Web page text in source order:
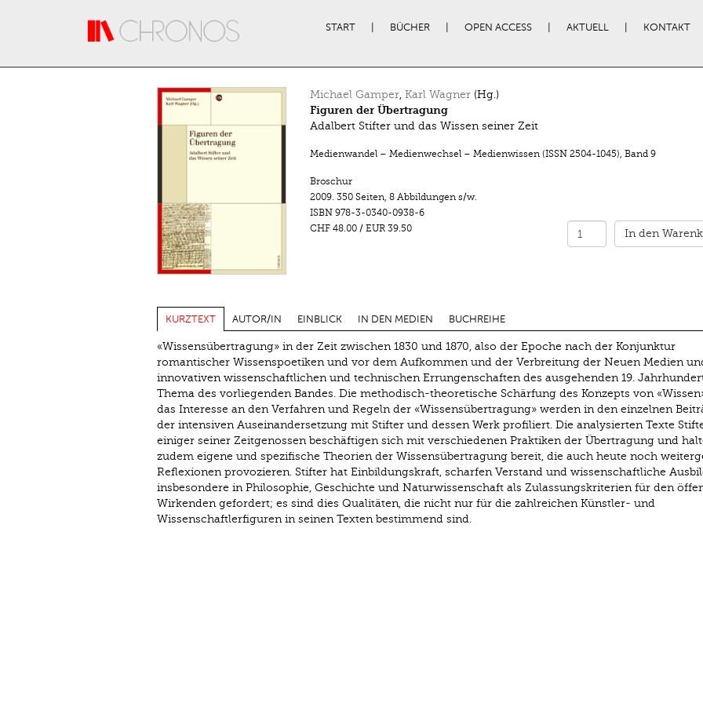
START BÜCHER OPEN ACCESS AKTUELL KONTAKT
Michael Gamper, Karl Wagner(Hg.)
Figuren der Übertragung
Adalbert Stifter und das Wissen seiner Zeit
Medienwandel – Medienwechsel – Medienwissen (ISSN 2504-1045), Band 9
Broschur
2009. 350 Seiten, 8 Abbildungen s/w.
ISBN 978-3-0340-0938-6
CHF 48.00/ EUR 39.50 In den
KURZTEXT AUTOR/IN EINBLICK IN DEN MEDIEN BUCHREIHE
«Wissensübertragung» in der Zeit zwischen 1830 und 1870, also der Epoche nach der Konjunktur
romantischer Wissenspoetiken und vor dem Aufkommen und der Verbreitung der Neuen Medien
innovativen wissenschaftlichen und technischen Errungenschaften des ausgehenden 19.
Thema des vorliegenden Bandes. Die methodisch-theoretische Schärfung des Konzepts von
das Interesse an den Verfahren und Regeln der «Wissensübertragung» werden in den einzelnen
der intensiven Auseinandersetzung mit Stifter und dessen Werk profiliert. Die analysierten Texte
einiger seiner Zeitgenossen beschäftigen sich mit verschiedenen Praktiken der Übertragung und
zudem eigene und spezifische Theorien der Wissensübertragung bereit, die auch heute noch
Reflexionen provozieren. Stifter hat Einbildungskraft, scharfen Verstand und wissenschaftliche
insbesondere in Philosophie, Geschichte und Naturwissenschaft als Zulassungskriterien für den
Wirkenden gefordert; es sind dies Qualitäten, die nicht nur für die zahlreichen Künstler- und
Wissenschaftlerfiguren in seinen Texten bestimmend sind.